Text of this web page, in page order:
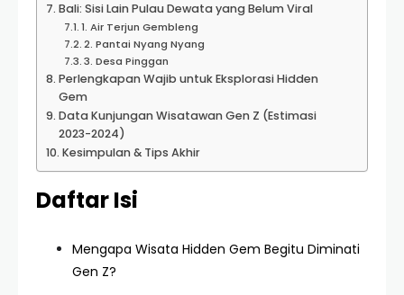
Bali: Sisi Lain Pulau Dewata yang Belum Viral
1. Air Terjun Gembleng
2. Pantai Nyang Nyang
3. Desa Pinggan
Perlengkapan Wajib untuk Eksplorasi Hidden
Gem
Data Kunjungan Wisatawan Gen Z (Estimasi
2023-2024)
Kesimpulan & Tips Akhir
Daftar Isi
Mengapa Wisata Hidden Gem Begitu Diminati
Gen Z?